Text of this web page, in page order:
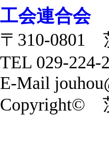
〒310-0801
TEL 029-
E-Mail
Copyright©